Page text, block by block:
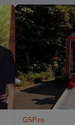
GSP.ro